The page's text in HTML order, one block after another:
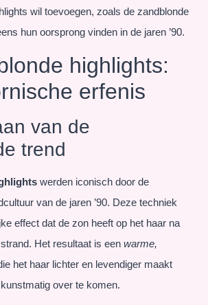
wil toevoegen, zoals de zandblonde
hun oorsprong vinden in de jaren ’90.
highlights:
erfenis
van de
trend
werden iconisch door de
van de jaren ’90. Deze techniek
effect dat de zon heeft op het haar na
Het resultaat is een warme,
het haar lichter en levendiger maakt
over te komen.